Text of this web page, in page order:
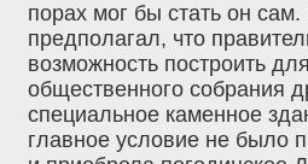
порах мог бы стать он
предполагал, что
возможность построить
общественного собрания
специальное каменное
главное условие не было